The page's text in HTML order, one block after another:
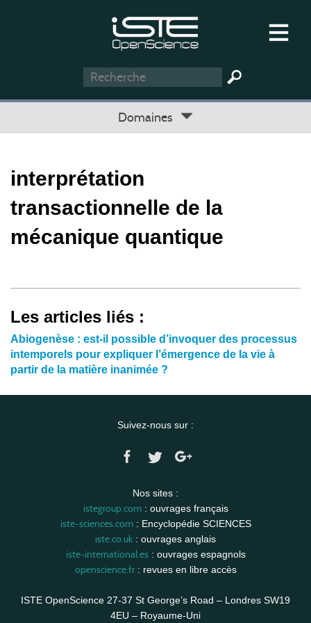
Domaines
interprétation
transactionnelle de la
mécanique quantique
Les articles liés :
Abiogenèse : est-il possible d’invoquer des processus
intemporels pour expliquer l’émergence de la vie à
partir de la matière inanimée ?
Suivez-nous sur :
Nos sites :
istegroup.com: ouvrages français
iste-sciences.com: Encyclopédie SCIENCES
iste.co.uk : ouvrages anglais
iste-international.es: ouvrages espagnols
openscience.fr: revues en libre accès
ISTE OpenScience 27-37 St George’s Road – Londres SW19
4EU – Royaume-Uni